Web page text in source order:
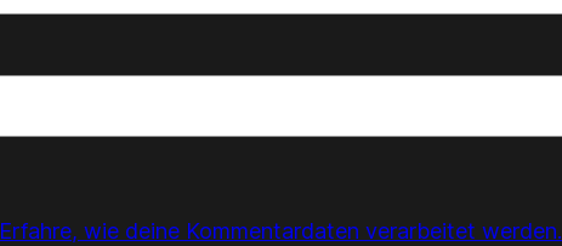
Erfahre, wie deine Kommentardaten verarbeitet werden.